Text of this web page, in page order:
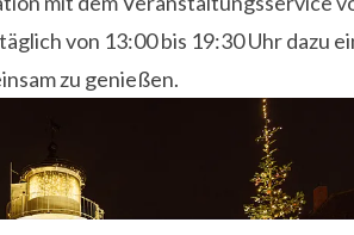
von 13:00 bis 19:30 Uhr dazu
zu genießen.